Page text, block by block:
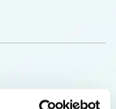
acties en tips